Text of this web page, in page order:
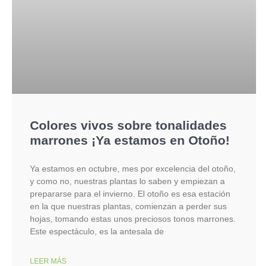
Colores vivos sobre tonalidades
marrones ¡Ya estamos en Otoño!
Ya estamos en octubre, mes por excelencia del otoño,
y como no, nuestras plantas lo saben y empiezan a
prepararse para el invierno. El otoño es esa estación
en la que nuestras plantas, comienzan a perder sus
hojas, tomando estas unos preciosos tonos marrones.
Este espectáculo, es la antesala de
LEER MÁS